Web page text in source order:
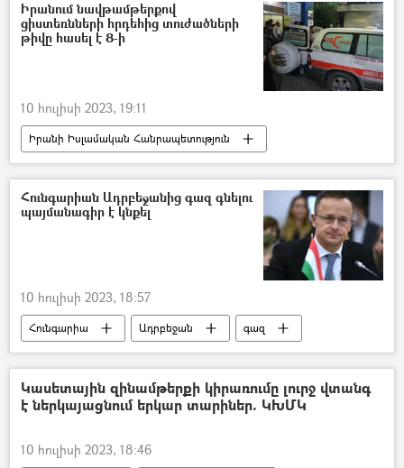
պարալիմպիկ խաղեր
Իրանում նավթամթերքով
ցիստեռնների հրդեհից տուժածների
թիվը հասել է 8-ի
10 հուլիսի 2023, 19:11
Իրանի Իսլամական Հանրապետություն
հրդեհ
Տուժածներ
Հունգարիան Ադրբեջանից գազ գնելու
պայմանագիր է կնքել
10 հուլիսի 2023, 18:57
Հունգարիա Ադրբեջան գազ
Կասետային զինամթերքի կիրառումը լուրջ վտանգ
է ներկայացնում երկար տարիներ. ԿԽՄԿ
10 հուլիսի 2023, 18:46